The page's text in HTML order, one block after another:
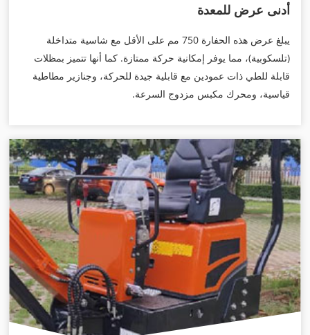
أدنى عرض للمعدة
يبلغ عرض هذه الحفارة 750 مم على الأقل مع شاسية متداخلة
(تلسكوبية)، مما يوفر إمكانية حركة ممتازة. كما أنها تتميز بمظلات
قابلة للطي ذات عمودين مع قابلية جيدة للحركة، وجنازير مطاطية
قياسية، ومحرك مكبس مزدوج السرعة.